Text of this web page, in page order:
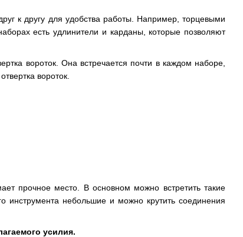
к другу для удобства работы. Например, торцевыми
есть удлинители и карданы, которые позволяют
вороток. Она встречается почти в каждом наборе,
вороток.
прочное место. В основном можно встретить такие
инструмента небольшие и можно крутить соединения
усилия.